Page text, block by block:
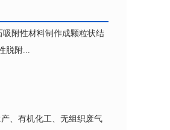
附性材料制作成颗粒状结
脱附...
、有机化工、无组织废气